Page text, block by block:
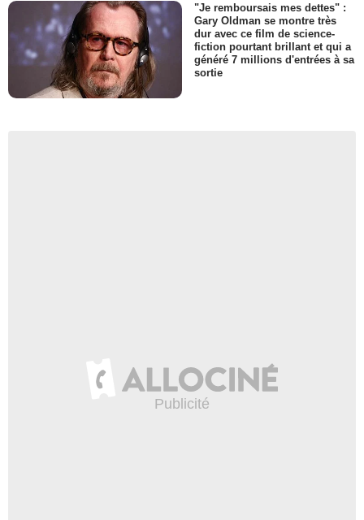
"Je remboursais mes dettes" :
Gary Oldman se montre très
dur avec ce film de science-
fiction pourtant brillant et qui a
généré 7 millions d'entrées à sa
sortie